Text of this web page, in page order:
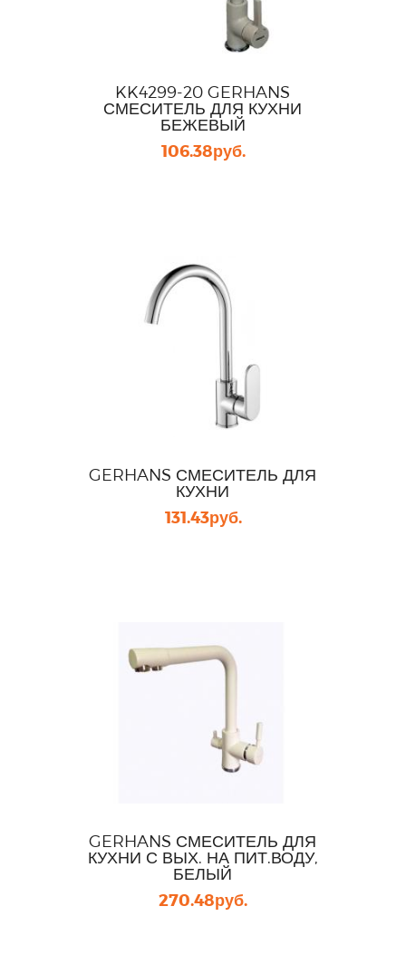
KK4299-20 GERHANS
СМЕСИТЕЛЬ ДЛЯ КУХНИ
БЕЖЕВЫЙ
106.38руб.
GERHANS СМЕСИТЕЛЬ ДЛЯ
КУХНИ
131.43руб.
GERHANS СМЕСИТЕЛЬ ДЛЯ
КУХНИ С ВЫХ. НА ПИТ.ВОДУ,
БЕЛЫЙ
270.48руб.